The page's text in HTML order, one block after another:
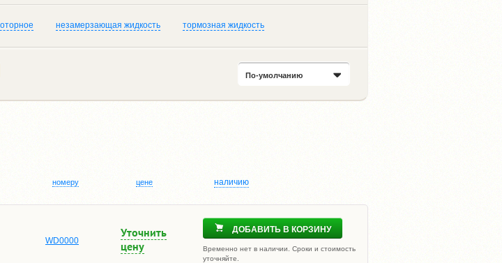
незамерзающая жидкость тормозная жидкость
По-умолчанию
номеру цене наличию
WD0000
Уточнить
цену
ДОБАВИТЬ В КОРЗИНУ
Временно нет в наличии. Сроки и стоимость
уточняйте.